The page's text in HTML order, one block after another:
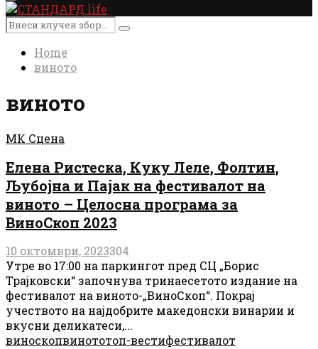
Primary
Menu
Search
for:
Search
Home
виното
виното
МК Сцена
Елена Ристеска, Куку Леле, Фолтин,
Љубојна и Пајак на фестивалот на
виното – Целосна програма за
ВиноСкоп 2023
10 октомври, 2023304
Утре во 17:00 на паркингот пред СЦ „Борис
Трајковски“ започнува тринаесетото издание на
фестивалот на виното-„ВиноСкоп“. Покрај
учеството на најдобрите македонски винарии и
вкусни деликатеси,...
виноскопвинототоп-вестифестивалот